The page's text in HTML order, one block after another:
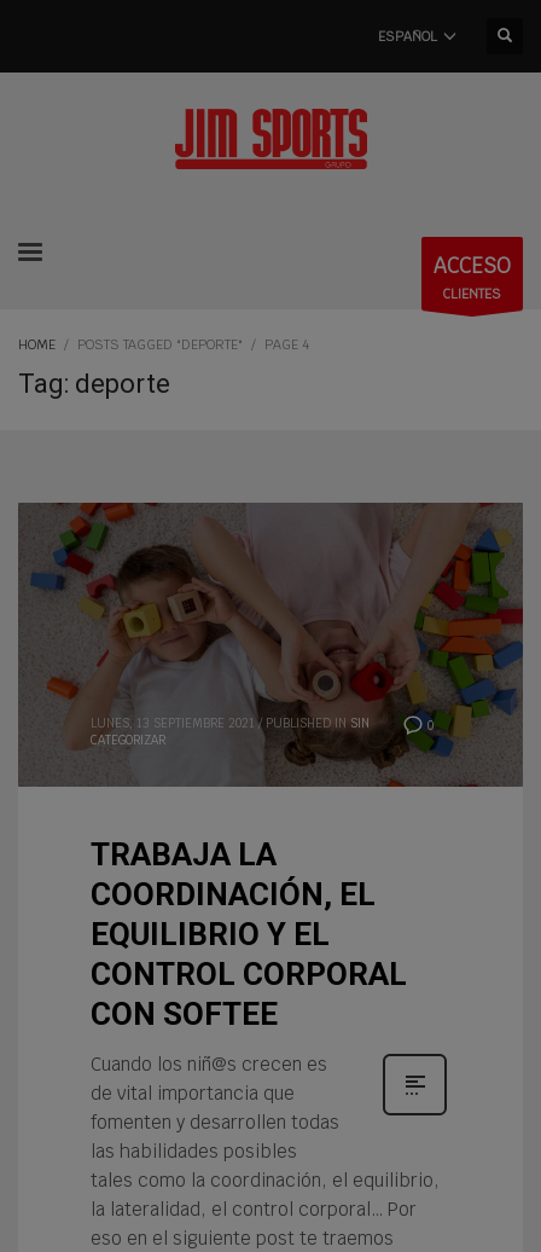
ESPAÑOL
ACCESO
CLIENTES
HOME POSTS TAGGED "DEPORTE" PAGE 4
Tag: deporte
0
LUNES, 13 SEPTIEMBRE 2021 / PUBLISHED IN SIN
CATEGORIZAR
TRABAJA LA
COORDINACIÓN, EL
EQUILIBRIO Y EL
CONTROL CORPORAL
CON SOFTEE
Cuando los niñ@s crecen es
de vital importancia que
fomenten y desarrollen todas
las habilidades posibles
tales como la coordinación, el equilibrio,
la lateralidad, el control corporal… Por
eso en el siguiente post te traemos